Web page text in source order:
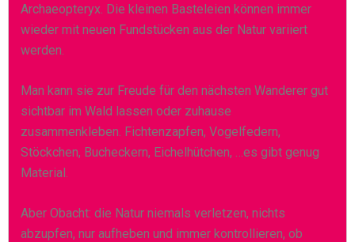
Archaeopteryx. Die kleinen Basteleien können immer
wieder mit neuen Fundstücken aus der Natur variiert
werden.
Man kann sie zur Freude für den nächsten Wanderer gut
sichtbar im Wald lassen oder zuhause
zusammenkleben. Fichtenzapfen, Vogelfedern,
Stöckchen, Bucheckern, Eichelhütchen, …es gibt genug
Material.
Aber Obacht: die Natur niemals verletzen, nichts
abzupfen, nur aufheben und immer kontrollieren, ob